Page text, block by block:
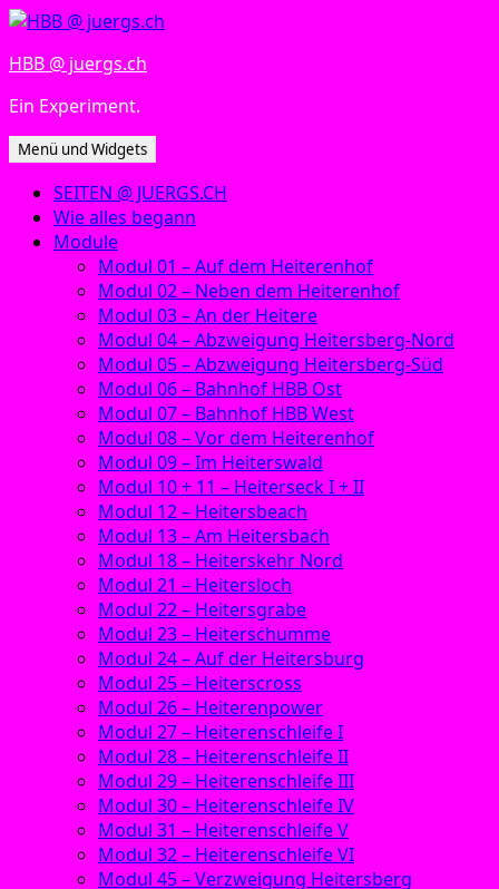
Zum
springen
HBB @ juergs.ch
Ein Experiment.
Menü und Widgets
SEITEN @ JUERGS.CH
Wie alles begann
Module
Modul 01 – Auf dem Heiterenhof
Modul 02 – Neben dem Heiterenhof
Modul 03 – An der Heitere
Modul 04 – Abzweigung Heitersberg-Nord
Modul 05 – Abzweigung Heitersberg-Süd
Modul 06 – Bahnhof HBB Ost
Modul 07 – Bahnhof HBB West
Modul 08 – Vor dem Heiterenhof
Modul 09 – Im Heiterswald
Modul 10 + 11 – Heiterseck I + II
Modul 12 – Heitersbeach
Modul 13 – Am Heitersbach
Modul 18 – Heiterskehr Nord
Modul 21 – Heitersloch
Modul 22 – Heitersgrabe
Modul 23 – Heiterschumme
Modul 24 – Auf der Heitersburg
Modul 25 – Heiterscross
Modul 26 – Heiterenpower
Modul 27 – Heiterenschleife I
Modul 28 – Heiterenschleife II
Modul 29 – Heiterenschleife III
Modul 30 – Heiterenschleife IV
Modul 31 – Heiterenschleife V
Modul 32 – Heiterenschleife VI
Modul 45 – Verzweigung Heitersberg